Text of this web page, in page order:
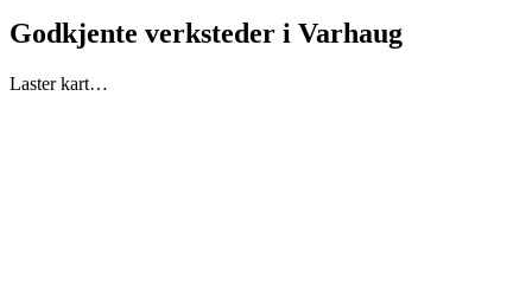
Godkjente verksteder i Varhaug
Laster kart…